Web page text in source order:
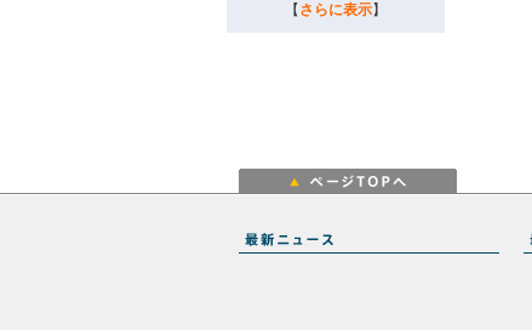
【 さらに表示】